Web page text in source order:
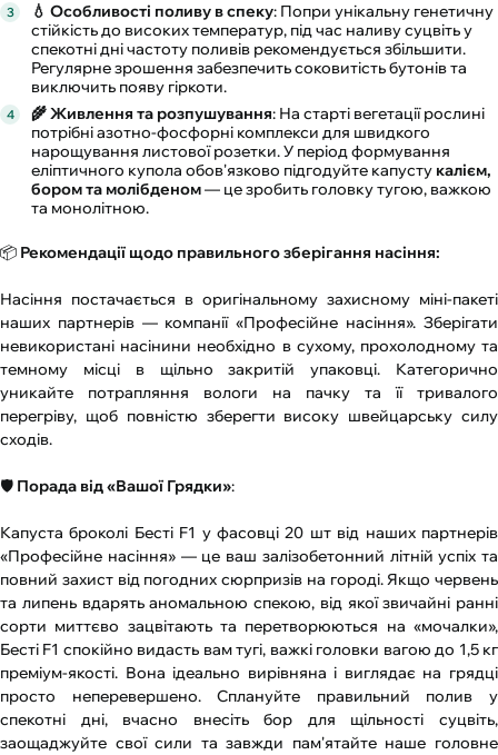
💧 Особливості поливу в спеку: Попри унікальну генетичну
стійкість до високих температур, під час наливу суцвіть у
спекотні дні частоту поливів рекомендується збільшити.
Регулярне зрошення забезпечить соковитість бутонів та
виключить появу гіркоти.
🌾 Живлення та розпушування: На старті вегетації рослині
потрібні азотно-фосфорні комплекси для швидкого
нарощування листової розетки. У період формування
еліптичного купола обов'язково підгодуйте капусту калієм,
бором та молібденом— це зробить головку тугою, важкою
та монолітною.
📦 Рекомендації щодо правильного зберігання насіння:
Насіння постачається в оригінальному захисному міні-пакеті
наших партнерів — компанії «Професійне насіння». Зберігати
невикористані насінини необхідно в сухому, прохолодному та
темному місці в щільно закритій упаковці. Категорично
уникайте потрапляння вологи на пачку та її тривалого
перегріву, щоб повністю зберегти високу швейцарську силу
сходів.
🛡️ Порада від «Вашої Грядки»:
Капуста броколі Бесті F1 у фасовці 20 шт від наших партнерів
«Професійне насіння» — це ваш залізобетонний літній успіх та
повний захист від погодних сюрпризів на городі. Якщо червень
та липень вдарять аномальною спекою, від якої звичайні ранні
сорти миттєво зацвітають та перетворюються на «мочалки»,
Бесті F1 спокійно видасть вам тугі, важкі головки вагою до 1,5 кг
преміум-якості. Вона ідеально вирівняна і виглядає на грядці
просто неперевершено. Сплануйте правильний полив у
спекотні дні, вчасно внесіть бор для щільності суцвіть,
заощаджуйте свої сили та завжди пам'ятайте наше головне